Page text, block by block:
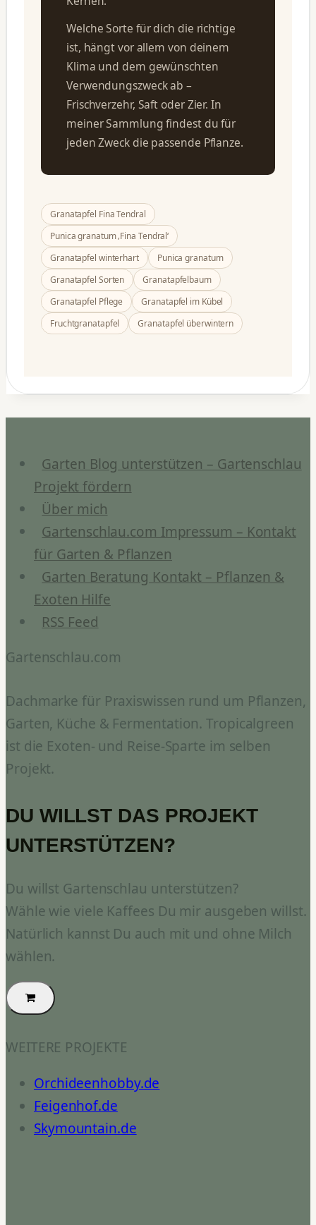
Welche Sorte für dich die richtige
ist, hängt vor allem von deinem
Klima und dem gewünschten
Verwendungszweck ab –
Frischverzehr, Saft oder Zier. In
meiner Sammlung findest du für
jeden Zweck die passende Pflanze.
Granatapfel Fina Tendral
Punica granatum ‚Fina Tendral‘
Granatapfel winterhart
Punica granatum
Granatapfel Sorten
Granatapfelbaum
Granatapfel Pflege
Granatapfel im Kübel
Fruchtgranatapfel
Granatapfel überwintern
Garten Blog unterstützen – Gartenschlau
Projekt fördern
Über mich
Gartenschlau.com Impressum – Kontakt
für Garten & Pflanzen
Garten Beratung Kontakt – Pflanzen &
Exoten Hilfe
RSS Feed
Gartenschlau.com
Dachmarke für Praxiswissen rund um Pflanzen,
Garten, Küche & Fermentation. Tropicalgreen
ist die Exoten- und Reise-Sparte im selben
Projekt.
DU WILLST DAS PROJEKT
UNTERSTÜTZEN?
Du willst Gartenschlau unterstützen?
Wähle wie viele Kaffees Du mir ausgeben willst.
Natürlich kannst Du auch mit und ohne Milch
wählen.
WEITERE PROJEKTE
Orchideenhobby.de
Feigenhof.de
Skymountain.de